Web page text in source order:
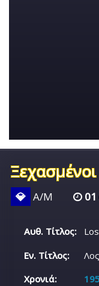
💎 Α/Μ
Αυθ. Τίτλος:
Εν. Τίτλος:
Χρονιά: